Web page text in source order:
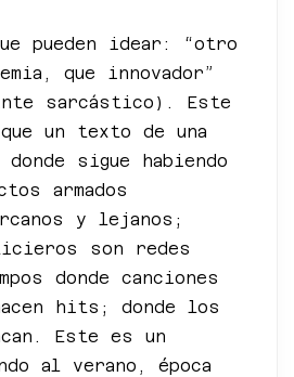
pueden idear: “otro
que innovador”
sarcástico). Este
un texto de una
sigue habiendo
armados
y lejanos;
son redes
donde canciones
hits; donde los
Este es un
al verano, época